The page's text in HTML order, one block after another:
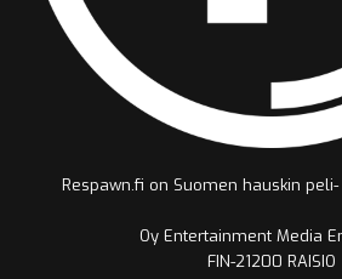
Respawn.fi on Suomen hauskin
Oy Entertainment Media
FIN-21200 RAISIO